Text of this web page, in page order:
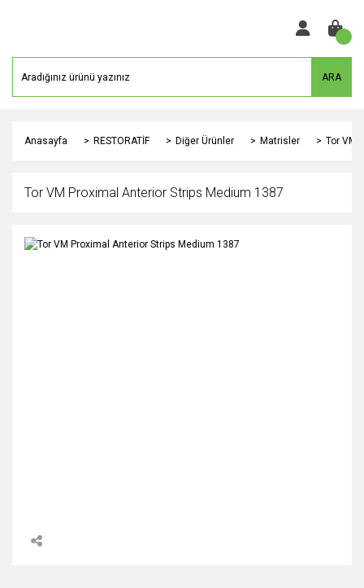
ARA
Anasayfa RESTORATİF Diğer Ürünler Matrisler Tor VM
Tor VM Proximal Anterior Strips Medium 1387